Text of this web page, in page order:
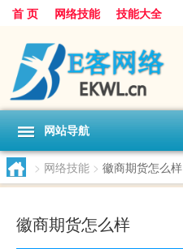
首 页 网络技能 技能大全
网站导航
> 网络技能 > 徽商期货怎么样
徽商期货怎么样